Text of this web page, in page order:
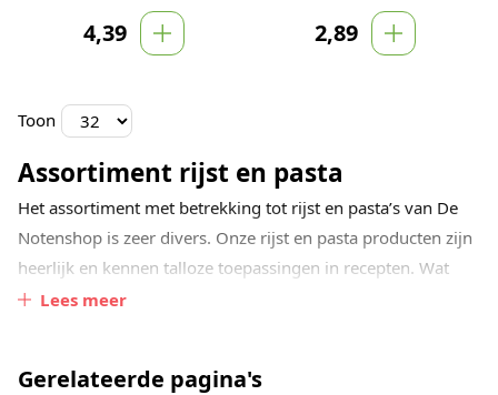
4,39 2,89
Toon
Gerelateerde pagina's
Assortiment rijst en pasta
Het assortiment met betrekking tot rijst en pasta’s van De
Notenshop is zeer divers. Onze rijst en pasta producten zijn
heerlijk en kennen talloze toepassingen in recepten. Wat
hen onderscheidt van reguliere rijst en pasta producten is
De spelt pasta van Smaakt is hier een goed voorbeeld van.
Lees meer